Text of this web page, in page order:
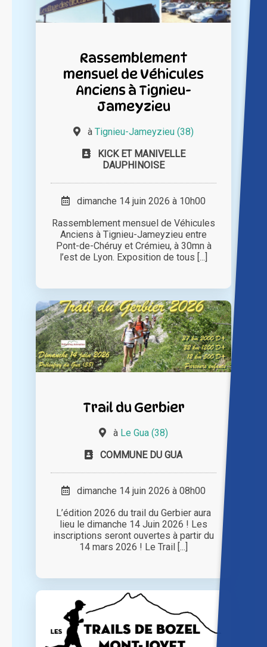
Rassemblement
mensuel de Véhicules
Anciens à Tignieu-
Jameyzieu
à Tignieu-Jameyzieu (38)
KICK ET MANIVELLE
DAUPHINOISE
dimanche 14 juin 2026 à 10h00
Rassemblement mensuel de Véhicules
Anciens à Tignieu-Jameyzieu entre
Pont-de-Chéruy et Crémieu, à 30mn à
l’est de Lyon. Exposition de tous [...]
Trail du Gerbier
à Le Gua (38)
COMMUNE DU GUA
dimanche 14 juin 2026 à 08h00
L’édition 2026 du trail du Gerbier aura
lieu le dimanche 14 Juin 2026 ! Les
inscriptions seront ouvertes à partir du
14 mars 2026 ! Le Trail [...]